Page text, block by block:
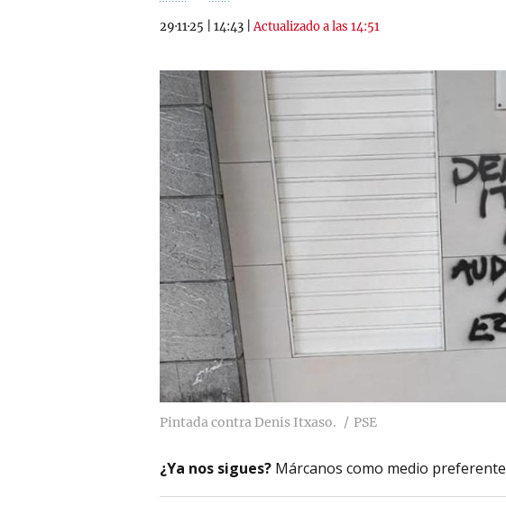
29·11·25 14:43 |Actualizado a las 14:51
Pintada contra Denis Itxaso. PSE
¿Ya nos sigues? Márcanos como medio preferente